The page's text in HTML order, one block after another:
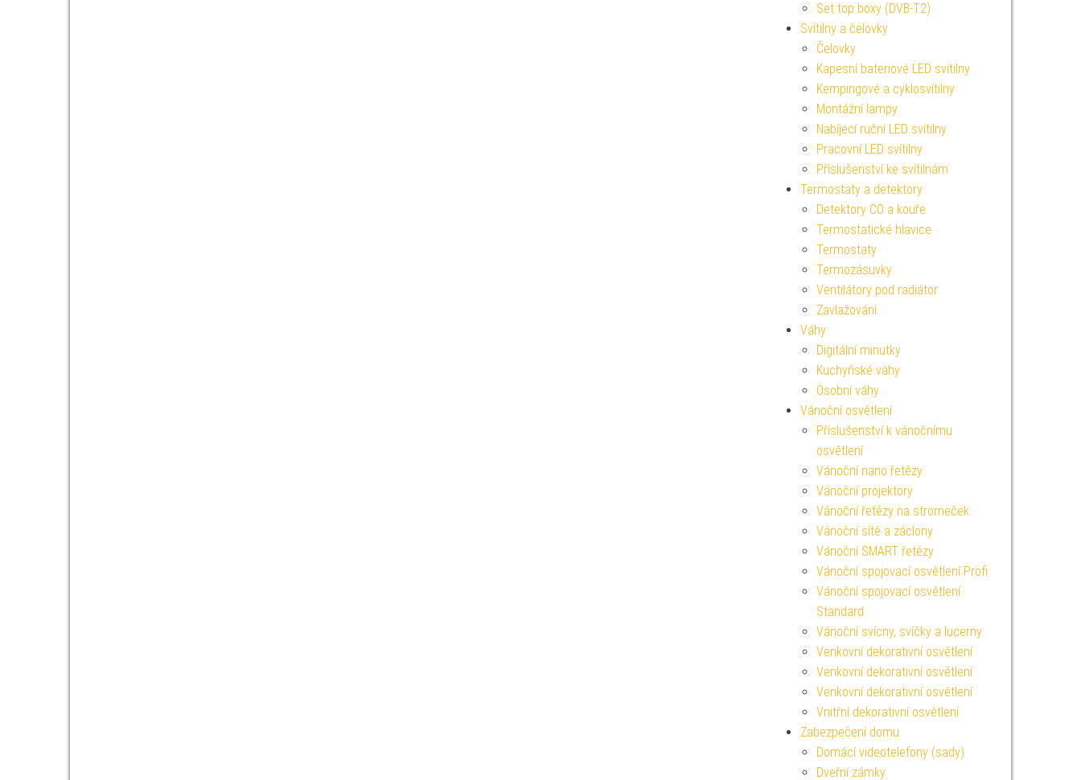
Set top boxy (DVB-T2)
Svítilny a čelovky
Čelovky
Kapesní bateriové LED svítilny
Kempingové a cyklosvítilny
Montážní lampy
Nabíjecí ruční LED svítilny
Pracovní LED svítilny
Příslušenství ke svítilnám
Termostaty a detektory
Detektory CO a kouře
Termostatické hlavice
Termostaty
Termozásuvky
Ventilátory pod radiátor
Zavlažování
Váhy
Digitální minutky
Kuchyňské váhy
Osobní váhy
Vánoční osvětlení
Příslušenství k vánočnímu
osvětlení
Vánoční nano řetězy
Vánoční projektory
Vánoční řetězy na stromeček
Vánoční sítě a záclony
Vánoční SMART řetězy
Vánoční spojovací osvětlení Profi
Vánoční spojovací osvětlení
Standard
Vánoční svícny, svíčky a lucerny
Venkovní dekorativní osvětlení
Venkovní dekorativní osvětlení
Venkovní dekorativní osvětlení
Vnitřní dekorativní osvětlení
Zabezpečení domu
Domácí videotelefony (sady)
Dveřní zámky